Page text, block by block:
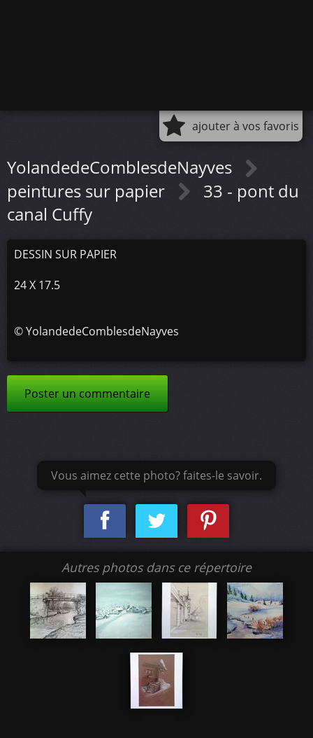
ajouter à vos favoris
YolandedeComblesdeNayves
peintures sur papier
33 - pont du
canal Cuffy
DESSIN SUR PAPIER
24 X 17.5
©YolandedeComblesdeNayves
Poster un commentaire
Vous aimez cette photo? faites-le savoir.
Autres photos dans ce répertoire